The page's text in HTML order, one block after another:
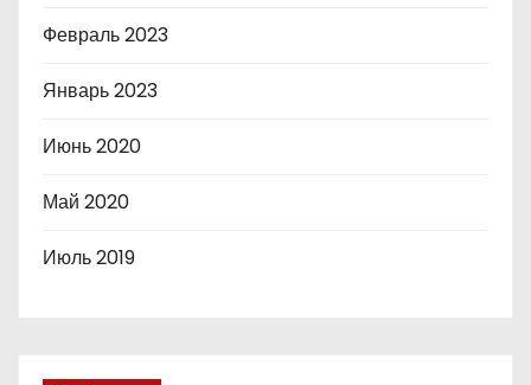
Февраль 2023
Январь 2023
Июнь 2020
Май 2020
Июль 2019